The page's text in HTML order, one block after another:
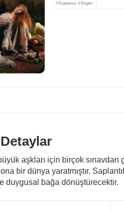
7 Puanlama, 4 Eleştiri
aşkları için birçok sınavdan
ona bir dünya yaratmıştır.
duygusal bağa dönüştürecektir.